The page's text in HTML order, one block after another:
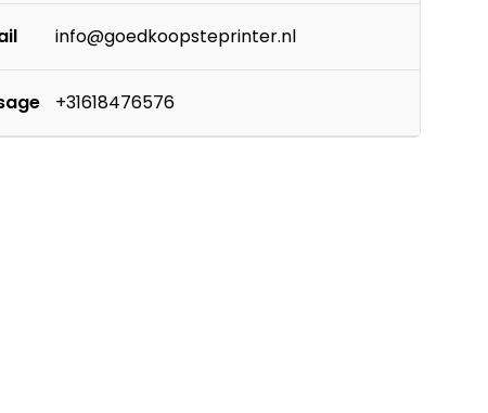
info@goedkoopsteprinter.nl
+31618476576